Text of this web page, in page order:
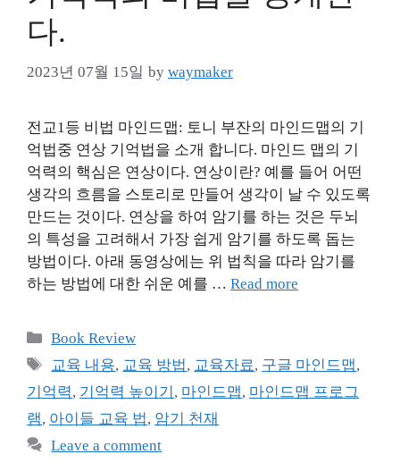
다.
2023년 07월 15일 by waymaker
전교1등 비법 마인드맵: 토니 부잔의 마인드맵의 기
억법중 연상 기억법을 소개 합니다. 마인드 맵의 기
억력의 핵심은 연상이다. 연상이란? 예를 들어 어떤
생각의 흐름을 스토리로 만들어 생각이 날 수 있도록
만드는 것이다. 연상을 하여 암기를 하는 것은 두뇌
의 특성을 고려해서 가장 쉽게 암기를 하도록 돕는
방법이다. 아래 동영상에는 위 법칙을 따라 암기를
하는 방법에 대한 쉬운 예를 … Read more
Categories
Book Review
Tags
교육 내용, 교육 방법, 교육자료, 구글 마인드맵,
기억력, 기억력 높이기 , 마인드맵, 마인드맵 프로그
램, 아이들 교육 법, 암기 천재
Leave a comment